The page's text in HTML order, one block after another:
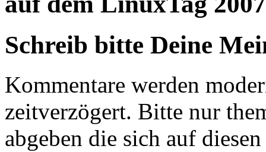
Schreib bitte Deine
Kommentare werden
zeitverzögert. Bitte nur
abgeben die sich auf